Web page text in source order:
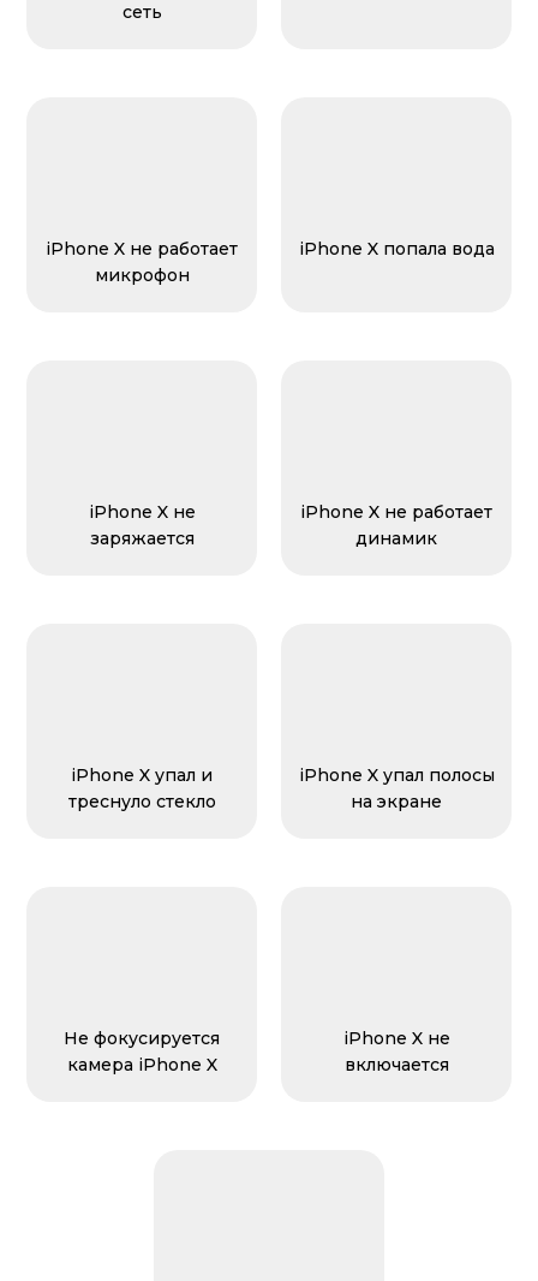
сеть
iPhone X не работает
микрофон
iPhone X попала вода
iPhone X не
заряжается
iPhone X не работает
динамик
iPhone X упал и
треснуло стекло
iPhone X упал полосы
на экране
Не фокусируется
камера iPhone X
iPhone X не
включается